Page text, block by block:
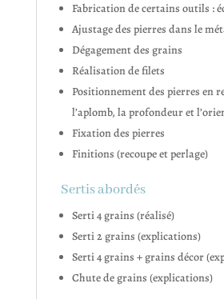
Fabrication de certains outils :
Ajustage des pierres dans le
Dégagement des grains
Réalisation de filets
Positionnement des pierres en
l’aplomb, la profondeur et
Fixation des pierres
Finitions (recoupe et perlage)
Sertis abordés
Serti 4 grains (réalisé)
Serti 2 grains (explications)
Serti 4 grains + grains décor
Chute de grains (explications)